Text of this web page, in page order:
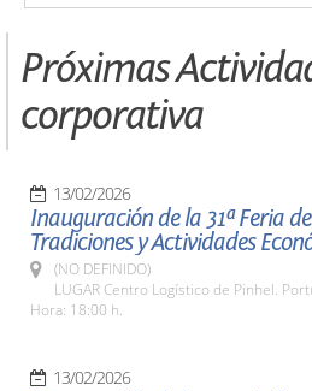
Próximas
corporativa
13/02/2026
Inauguración de la 31ª Feria
Tradiciones y Actividades
(NO DEFINIDO)
LUGAR Centro Logístico de Pinhel.
Hora: 18:00 h.
13/02/2026